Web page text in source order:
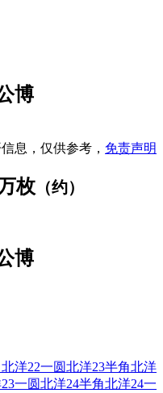
博
息，仅供参考， 免责声明
枚 （约）
博
北洋22一圆北洋23半角北洋
一圆北洋24半角北洋24一